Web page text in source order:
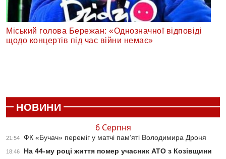
Міський голова Бережан: «Однозначної відповіді
щодо концертів під час війни немає»
НОВИНИ
6 Серпня
21:54 ФК «Бучач» переміг у матчі пам’яті Володимира Дроня
18:46 На 44-му році життя помер учасник АТО з Козівщини